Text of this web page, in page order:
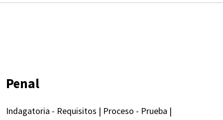
Penal
Indagatoria - Requisitos | Proceso - Prueba |